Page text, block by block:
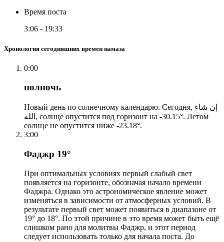
Время поста
3:06 - 19:33
Хронология сегодняшних времен намаза
0:00
полночь
Новый день по солнечному календарю. Сегодня, إن شاء
الله, солнце опустится под горизонт на -30.15°. Летом
солнце не опустится ниже -23.18°.
3:00
Фаджр 19°
При оптимальных условиях первый слабый свет
появляется на горизонте, обозначая начало времени
Фаджра. Однако это астрономическое явление может
изменяться в зависимости от атмосферных условий. В
результате первый свет может появиться в диапазоне от
19° до 18°. По этой причине в это время может быть ещё
слишком рано для молитвы Фаджр, и этот период
следует использовать только для начала поста. До